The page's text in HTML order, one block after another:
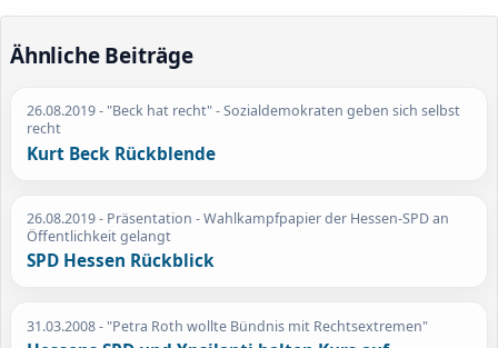
Ähnliche Beiträge
26.08.2019- "Beck hat recht" - Sozialdemokraten geben sich selbst
recht
Kurt Beck Rückblende
26.08.2019- Präsentation - Wahlkampfpapier der Hessen-SPD an
Öffentlichkeit gelangt
SPD Hessen Rückblick
31.03.2008- "Petra Roth wollte Bündnis mit Rechtsextremen"